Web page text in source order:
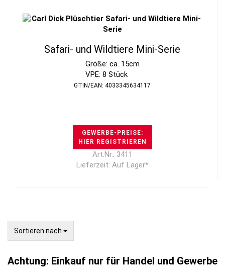
Safari- und Wildtiere Mini-Serie
Größe: ca. 15cm
VPE: 8 Stück
GTIN/EAN: 4033345634117
GEWERBE-PREISE:
HIER REGISTRIEREN
Art.Nr.: 3411
Lieferzeit: Auf Lager*
Sortieren nach
Sortieren nach
Achtung: Einkauf nur für Handel und Gewerbe